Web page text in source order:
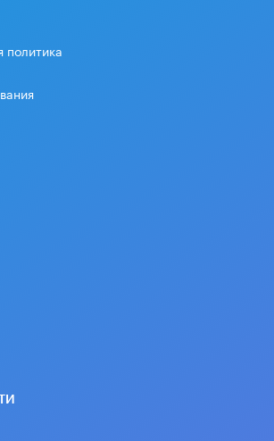
политика